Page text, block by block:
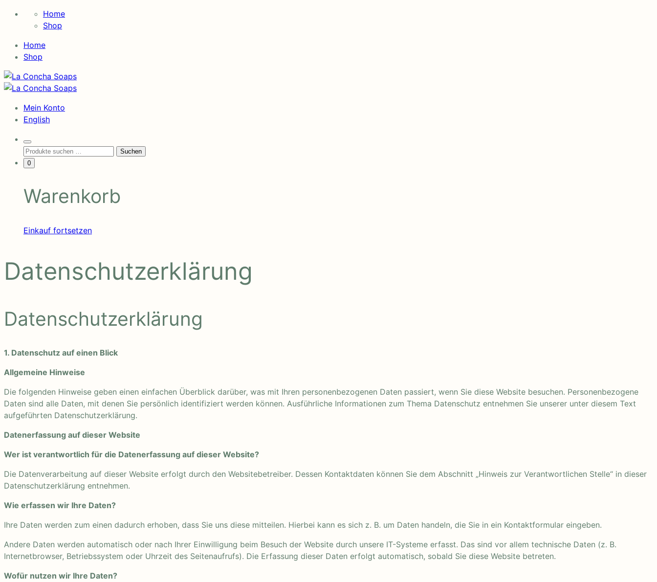
Skip
Home
Shop
Home
Shop
La
Concha
La
Mein Konto
English
Search
Toggle
Suchen
nach:
Suchen
Minicart
Toggle
0
Warenkorb
Einkauf fortsetzen
Datenschutz­erklärung
Daten­­schutz­­­erklärung
1. Datenschutz auf einen Blick
Allgemeine Hinweise
Die folgenden Hinweise geben einen einfachen Überblick darüber, was mit Ihren personenbezogenen Daten passiert, wenn Sie diese Website besuchen. Personenbezogene
Daten sind alle Daten, mit denen Sie persönlich identifiziert werden können. Ausführliche Informationen zum Thema Datenschutz entnehmen Sie unserer unter diesem Text
aufgeführten Datenschutzerklärung.
Datenerfassung auf dieser Website
Wer ist verantwortlich für die Datenerfassung auf dieser Website?
Die Datenverarbeitung auf dieser Website erfolgt durch den Websitebetreiber. Dessen Kontaktdaten können Sie dem Abschnitt „Hinweis zur Verantwortlichen Stelle“ in dieser
Datenschutzerklärung entnehmen.
Wie erfassen wir Ihre Daten?
Ihre Daten werden zum einen dadurch erhoben, dass Sie uns diese mitteilen. Hierbei kann es sich z. B. um Daten handeln, die Sie in ein Kontaktformular eingeben.
Andere Daten werden automatisch oder nach Ihrer Einwilligung beim Besuch der Website durch unsere IT-Systeme erfasst. Das sind vor allem technische Daten (z. B.
Internetbrowser, Betriebssystem oder Uhrzeit des Seitenaufrufs). Die Erfassung dieser Daten erfolgt automatisch, sobald Sie diese Website betreten.
Wofür nutzen wir Ihre Daten?